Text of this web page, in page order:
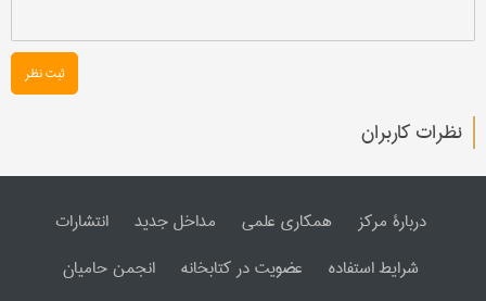
ثبت نظر
نظرات کاربران
دربارۀ مرکز همکاری علمی مداخل جدید
انتشارات
شرایط استفاده
عضویت در کتابخانه
انجمن حامیان